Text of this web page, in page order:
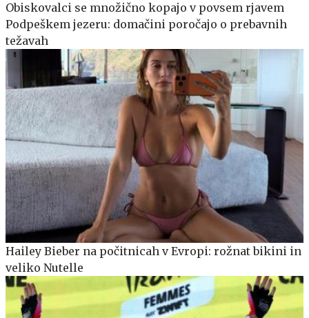
Obiskovalci se množično kopajo v povsem rjavem
Podpeškem jezeru: domačini poročajo o prebavnih
težavah
Hailey Bieber na počitnicah v Evropi: rožnat bikini in
veliko Nutelle